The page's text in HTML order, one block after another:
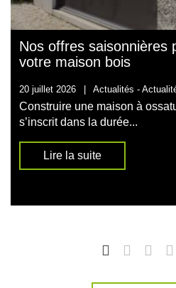
Nos offres saisonnières
votre maison bois
20 juillet 2026 | Actualités -
Construire une maison à
s’inscrit dans la durée...
Lire la suite